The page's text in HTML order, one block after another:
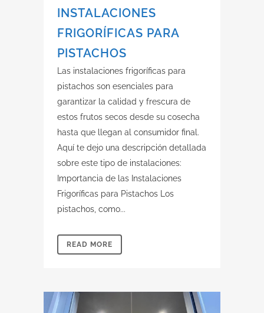
INSTALACIONES
FRIGORÍFICAS PARA
PISTACHOS
Las instalaciones frigoríficas para
pistachos son esenciales para
garantizar la calidad y frescura de
estos frutos secos desde su cosecha
hasta que llegan al consumidor final.
Aquí te dejo una descripción detallada
sobre este tipo de instalaciones:
Importancia de las Instalaciones
Frigoríficas para Pistachos Los
pistachos, como...
READ MORE